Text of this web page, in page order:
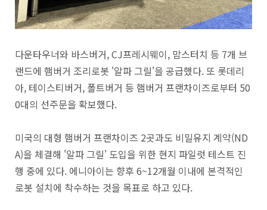
다운타우너와 바스버거, CJ프레시웨이, 맘스터치 등 7개 브
랜드에 햄버거 조리로봇 '알파 그릴'을 공급했다. 또 롯데리
아, 테이스티버거, 폴트버거 등 햄버거 프랜차이즈로부터 50
0대의 선주문을 확보했다.
미국의 대형 햄버거 프랜차이즈 2곳과도 비밀유지 계약(ND
A)을 체결해 '알파 그릴' 도입을 위한 현지 파일럿 테스트 진
행 중에 있다. 에니아이는 향후 6~12개월 이내에 본격적인
로봇 설치에 착수하는 것을 목표로 하고 있다.